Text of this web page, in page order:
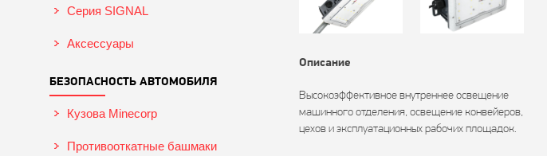
Серия SIGNAL
Аксессуары
БЕЗОПАСНОСТЬ АВТОМОБИЛЯ
Кузова Minecorp
Противооткатные башмаки
Описание
Высокоэффективное внутреннее освещение
машинного отделения, освещение конвейеров,
цехов и эксплуатационных рабочих площадок.